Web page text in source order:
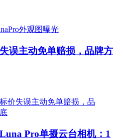
误主动免单赔损，品牌方
Pro单摄云台相机：1